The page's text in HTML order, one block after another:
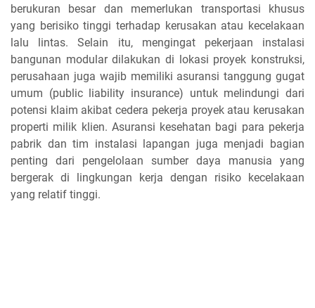
berukuran besar dan memerlukan transportasi khusus
yang berisiko tinggi terhadap kerusakan atau kecelakaan
lalu lintas. Selain itu, mengingat pekerjaan instalasi
bangunan modular dilakukan di lokasi proyek konstruksi,
perusahaan juga wajib memiliki asuransi tanggung gugat
umum (public liability insurance) untuk melindungi dari
potensi klaim akibat cedera pekerja proyek atau kerusakan
properti milik klien. Asuransi kesehatan bagi para pekerja
pabrik dan tim instalasi lapangan juga menjadi bagian
penting dari pengelolaan sumber daya manusia yang
bergerak di lingkungan kerja dengan risiko kecelakaan
yang relatif tinggi.